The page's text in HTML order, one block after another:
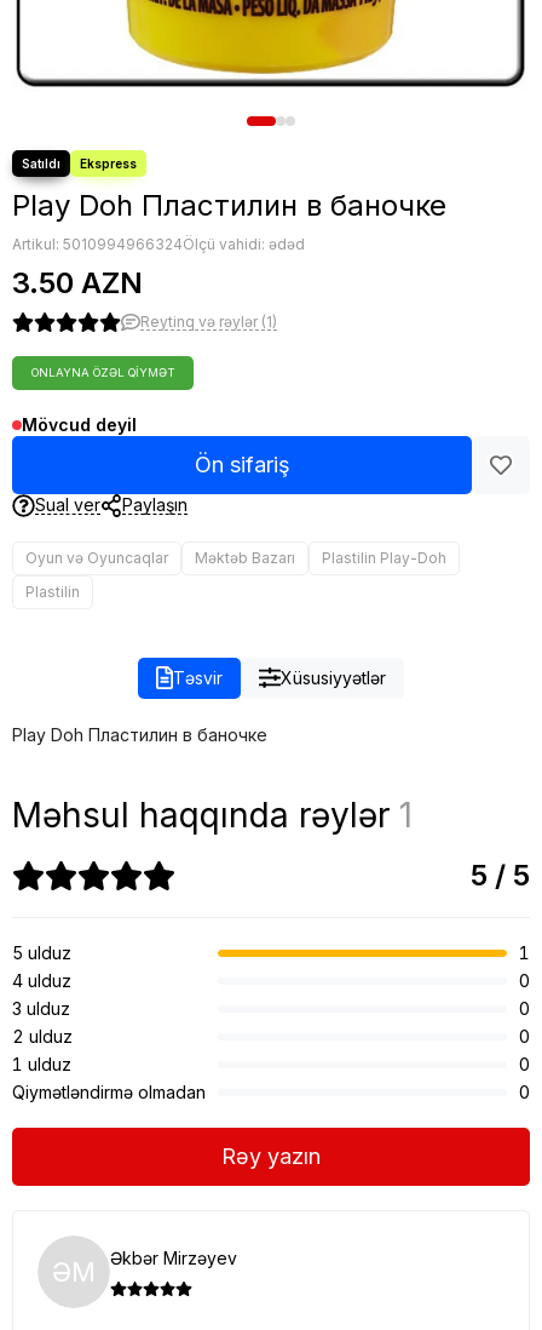
Nerf oyuncaqları
Sluban Konstruktorları
Blind Box
Play Doh Пластилин в баночке
Artikul: 5010994966324Ölçü vahidi: ədəd
3.50 AZN
Reytinq və rəylər (1)
ONLAYNA ÖZƏL QIYMƏT
Mövcud deyil
Ön sifariş
Sual ver Paylaşın
Oyun və Oyuncaqlar Məktəb Bazarı
Plastilin Play-Doh
Plastilin
Təsvir Xüsusiyyətlər
Play Doh Пластилин в баночке
Məhsul haqqında rəylər 1
ƏM Əkbər Mirzəyev
5 / 5
5 ulduz
1
4 ulduz
0
3 ulduz
0
2 ulduz
0
1 ulduz
0
Qiymətləndirmə olmadan
0
Rəy yazın